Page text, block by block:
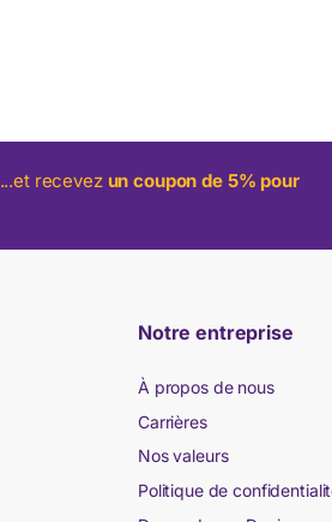
...et recevezun coupon de 5% pour
Notre entreprise
À propos de nous
Carrières
Nos valeurs
Politique de